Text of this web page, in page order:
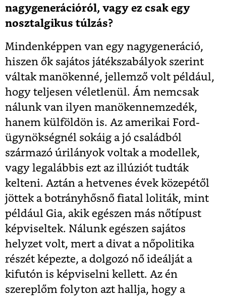
nagygenerációról, vagy ez csak egy
nosztalgikus túlzás?
Mindenképpen van egy nagygeneráció,
hiszen ők sajátos játékszabályok szerint
váltak manökenné, jellemző volt például,
hogy teljesen véletlenül. Ám nemcsak
nálunk van ilyen manökennemzedék,
hanem külföldön is. Az amerikai Ford-
ügynökségnél sokáig a jó családból
származó úrilányok voltak a modellek,
vagy legalábbis ezt az illúziót tudták
kelteni. Aztán a hetvenes évek közepétől
jöttek a botrányhősnő fiatal loliták, mint
például Gia, akik egészen más nőtípust
képviseltek. Nálunk egészen sajátos
helyzet volt, mert a divat a nőpolitika
részét képezte, a dolgozó nő ideálját a
kifutón is képviselni kellett. Az én
szereplőm folyton azt hallja, hogy a